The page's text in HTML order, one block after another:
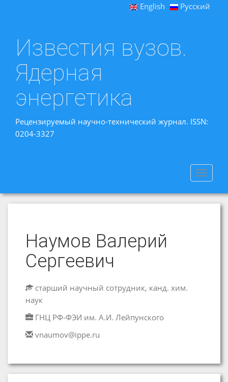
English Русский
Известия вузов.
Ядерная
энергетика
Рецензируемый научно-технический журнал. ISSN:
0204-3327
Toggle
Наумов Валерий
Сергеевич
старший научный сотрудник, канд. хим.
наук
ГНЦ РФ-ФЭИ им. А.И. Лейпунского
vnaumov@ippe.ru